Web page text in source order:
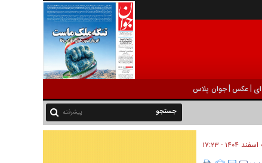
|عکس |جوان پلاس
پیشرفته